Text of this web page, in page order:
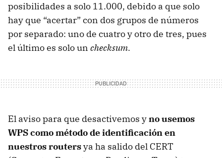
posibilidades a solo 11.000, debido a que solo
hay que “acertar” con dos grupos de números
por separado: uno de cuatro y otro de tres, pues
el último es solo un checksum.
El aviso para que desactivemos yno usemos
WPScomo método de identificación en
nuestros routersya ha salido del CERT